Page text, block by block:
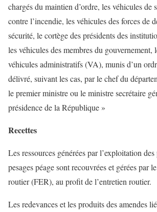
chargés du maintien d’ordre, les véhicules de
contre l’incendie, les véhicules des forces de
sécurité, le cortège des présidents des
les véhicules des membres du gouvernement,
véhicules administratifs (VA), munis d’un
délivré, suivant les cas, par le chef du
le premier ministre ou le ministre secrétaire
présidence de la République »
Recettes
Les ressources générées par l’exploitation des
pesages péage sont recouvrées et gérées par
routier (FER), au profit de l’entretien routier.
Les redevances et les produits des amendes